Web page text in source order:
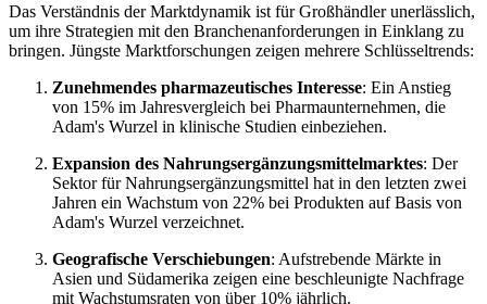
Das Verständnis der Marktdynamik ist für Großhändler unerlässlich,
um ihre Strategien mit den Branchenanforderungen in Einklang zu
bringen. Jüngste Marktforschungen zeigen mehrere Schlüsseltrends:
Zunehmendes pharmazeutisches Interesse: Ein Anstieg
von 15% im Jahresvergleich bei Pharmaunternehmen, die
Adam's Wurzel in klinische Studien einbeziehen.
Expansion des Nahrungsergänzungsmittelmarktes: Der
Sektor für Nahrungsergänzungsmittel hat in den letzten zwei
Jahren ein Wachstum von 22% bei Produkten auf Basis von
Adam's Wurzel verzeichnet.
Geografische Verschiebungen: Aufstrebende Märkte in
Asien und Südamerika zeigen eine beschleunigte Nachfrage
mit Wachstumsraten von über 10% jährlich.